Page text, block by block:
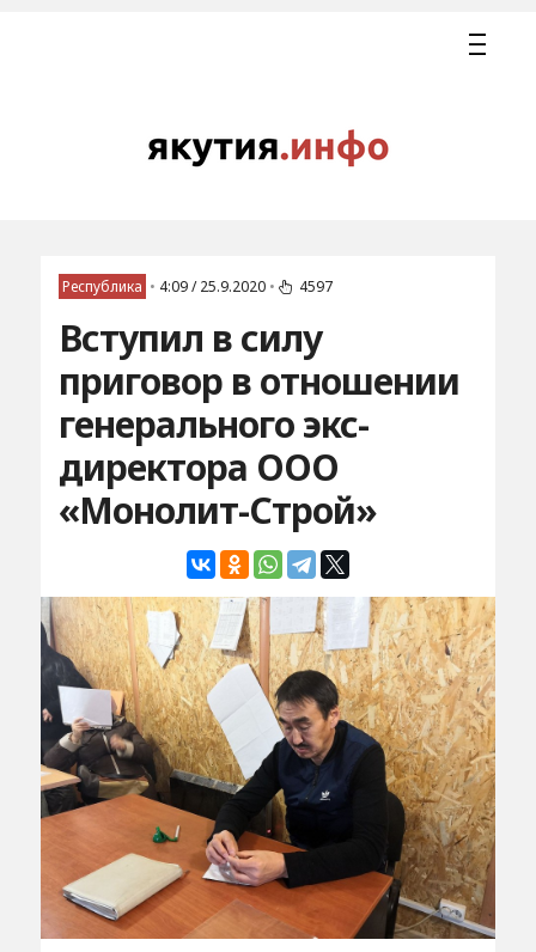
Республика • 4:09 / 25.9.2020 • 4597
Вступил в силу
приговор в отношении
генерального экс-
директора ООО
«Монолит-Строй»